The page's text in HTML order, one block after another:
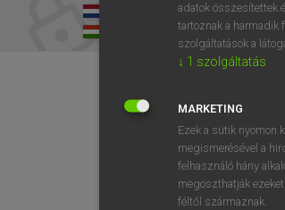
VAN
adatok összesítettek
tartoznak a harmadik
szolgáltatások a
↓ 1 szolgáltatás
MARKETING
Ezek a sütik nyomon
megismerésével a
felhasználó hány
megoszthatják
féltől származnak.
í y